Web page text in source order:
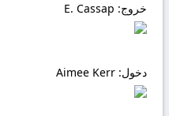
خروج:
دخول: